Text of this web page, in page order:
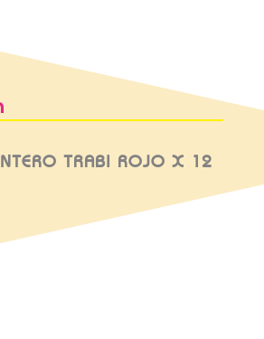
TRABI ROJO X 12